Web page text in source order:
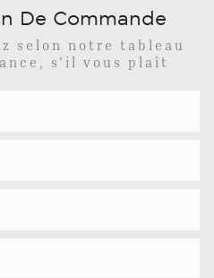
De Commande
selon notre tableau
s'il vous plaît